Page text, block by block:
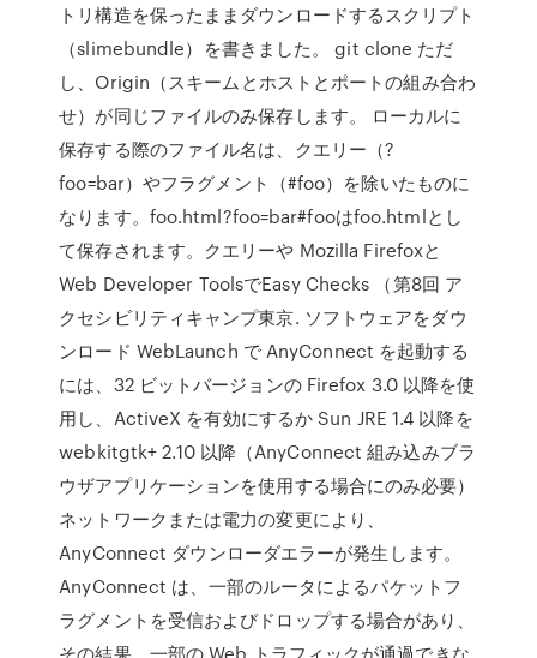
トリ構造を保ったままダウンロードするスクリプト
（slimebundle）を書きました。 git clone ただ
し、Origin（スキームとホストとポートの組み合わ
せ）が同じファイルのみ保存します。 ローカルに
保存する際のファイル名は、クエリー（?
foo=bar）やフラグメント（#foo）を除いたものに
なります。foo.html?foo=bar#fooはfoo.htmlとし
て保存されます。クエリーや Mozilla Firefoxと
Web Developer ToolsでEasy Checks （第8回 ア
クセシビリティキャンプ東京. ソフトウェアをダウ
ンロード WebLaunch で AnyConnect を起動する
には、32 ビットバージョンの Firefox 3.0 以降を使
用し、ActiveX を有効にするか Sun JRE 1.4 以降を
webkitgtk+ 2.10 以降（AnyConnect 組み込みブラ
ウザアプリケーションを使用する場合にのみ必要）
ネットワークまたは電力の変更により、
AnyConnect ダウンローダエラーが発生します。
AnyConnect は、一部のルータによるパケットフ
ラグメントを受信およびドロップする場合があり、
その結果、一部の Web トラフィックが通過できな